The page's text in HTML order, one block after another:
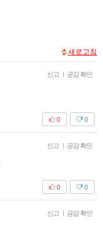
새로고침
신고 | 공감 확인
0
0
신고 | 공감 확인
0
0
신고 | 공감 확인